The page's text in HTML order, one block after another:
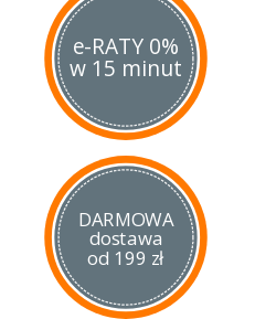
e-RATY 0%
w 15 minut
DARMOWA
dostawa
od 199 zł